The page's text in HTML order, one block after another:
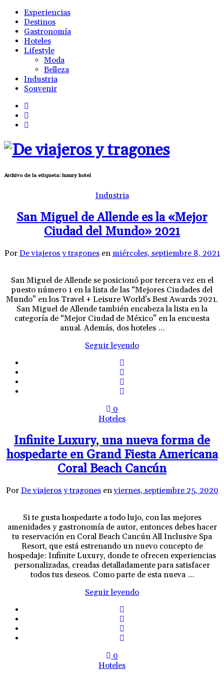
Experiencias
Destinos
Gastronomía
Hoteles
Lifestyle
Moda
Belleza
Industria
Souvenir
Archivo de la etiqueta: luxury hotel
Industria
San Miguel de Allende es la «Mejor
Ciudad del Mundo» 2021
Por De viajeros y tragones en miércoles, septiembre 8, 2021
San Miguel de Allende se posicionó por tercera vez en el
puesto número 1 en la lista de las “Mejores Ciudades del
Mundo” en los Travel + Leisure World’s Best Awards 2021.
San Miguel de Allende también encabeza la lista en la
categoría de “Mejor Ciudad de México” en la encuesta
anual. Además, dos hoteles …
Seguir leyendo
0
Hoteles
Infinite Luxury, una nueva forma de
hospedarte en Grand Fiesta Americana
Coral Beach Cancún
Por De viajeros y tragones enviernes, septiembre 25, 2020
Si te gusta hospedarte a todo lujo, con las mejores
amenidades y gastronomía de autor, entonces debes hacer
tu reservación en Coral Beach Cancún All Inclusive Spa
Resort, que está estrenando un nuevo concepto de
hospedaje: Infinite Luxury, donde te ofrecen experiencias
personalizadas, creadas detalladamente para satisfacer
todos tus deseos. Como parte de esta nueva …
Seguir leyendo
0
Hoteles